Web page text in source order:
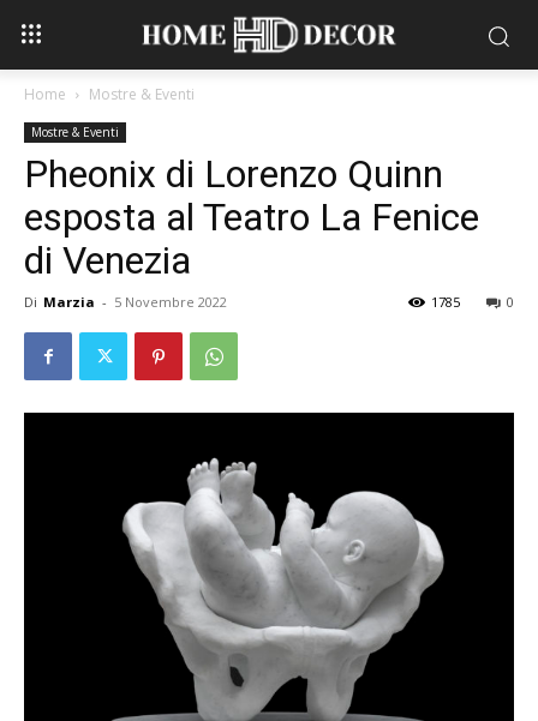
Home Mostre & Eventi
Mostre & Eventi
Pheonix di Lorenzo Quinn
esposta al Teatro La Fenice
di Venezia
Di Marzia - 5 Novembre 2022 0
1785